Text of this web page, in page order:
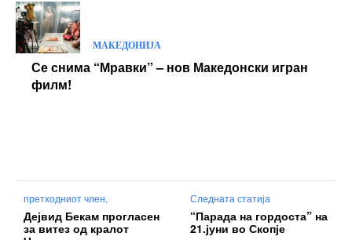
МАКЕДОНИЈА
Се снима “Мравки” – нов Македонски игран
филм!
претходниот член,
Дејвид Бекам прогласен
за витез од кралот
Следната статија
“Парада на гордоста” на
21.јуни во Скопје